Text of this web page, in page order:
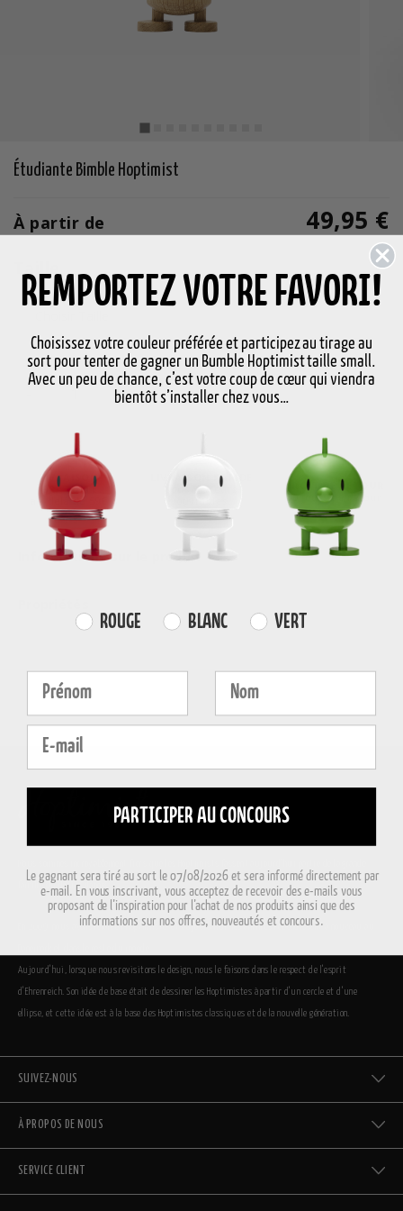
Étudiante Bimble Hoptimist
À partir de 49,95 €
+ Choisissez la variante
LIVRAISON
GRATUITE
au-delà de 59€
LIVRAISON RAPIDE
sous 3-5 jours
DROIT DE RETOUR
30 jours de retour
Informations sur le produit
famille du design danois.
En 2009, nous avons relancé l’Hoptimiste, et aujourd’hui, les chiffres rebondissent à nouveau au
Aujourd’hui, lorsque nous revisitons le design, nous le faisons dans le respect de l’esprit
d’Ehrenreich. Son idée de base était de dessiner les Hoptimistes à partir d’un cercle et d’une
ellipse, et cette idée est à la base des Hoptimistes classiques et de la nouvelle génération.
SUIVEZ-NOUS
À PROPOS DE NOUS
SERVICE CLIENT
REMPORTEZ VOTRE FAVORI!
Choisissez votre couleur préférée et participez au tirage au
sort pour tenter de gagner un Bumble Hoptimist taille small.
Avec un peu de chance, c’est votre coup de cœur qui viendra
bientôt s’installer chez vous…
Farvevalg
ROUGE BLANC VERT
Fornavn Efternavn
E-mail
PARTICIPER AU CONCOURS
Le gagnant sera tiré au sort le 07/08/2026 et sera informé directement par
e-mail. En vous inscrivant, vous acceptez de recevoir des e-mails vous
proposant de l’inspiration pour l’achat de nos produits ainsi que des
informations sur nos offres, nouveautés et concours.